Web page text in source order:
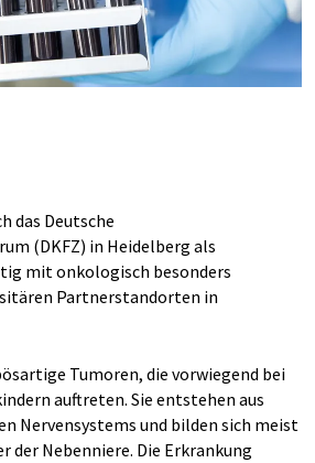
das Deutsche
(DKFZ) in Heidelberg als
mit onkologisch besonders
Partnerstandorten in
Tumoren, die vorwiegend bei
auftreten. Sie entstehen aus
Nervensystems und bilden sich meist
der Nebenniere. Die Erkrankung